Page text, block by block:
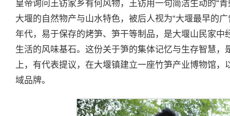
皇帝询问王钫家乡有何风物，王钫用一句简洁生动的“
大堰的自然物产与山水特色，被后人视为“大堰最早的
年代，易于保存的烤笋、笋干等制品，是大堰山民家中
生活的风味基石。这份关于笋的集体记忆与生存智慧
上，有代表提议，在大堰镇建立一座竹笋产业博物馆
域品牌。